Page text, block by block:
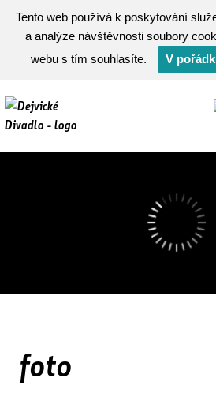
Tento web používá k poskytování
a analýze návštěvnosti soubory
webu s tím souhlasíte.
V
foto